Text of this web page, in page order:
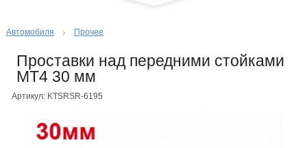
Автомобиля Прочее
Проставки над передними стойками
MT4 30 мм
Артикул: KTSRSR-6195